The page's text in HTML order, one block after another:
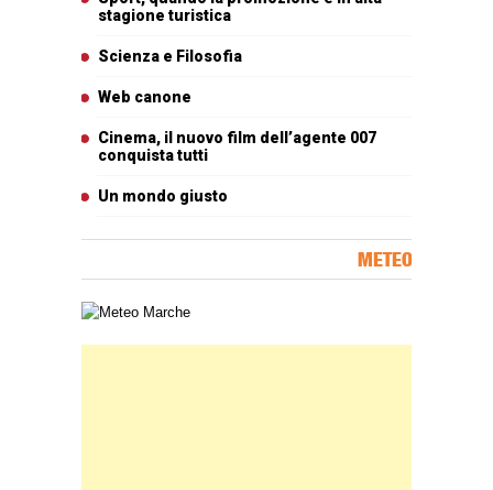
stagione turistica
Scienza e Filosofia
Web canone
Cinema, il nuovo film dell’agente 007
conquista tutti
Un mondo giusto
METEO
Carta meteorologica delle Marche